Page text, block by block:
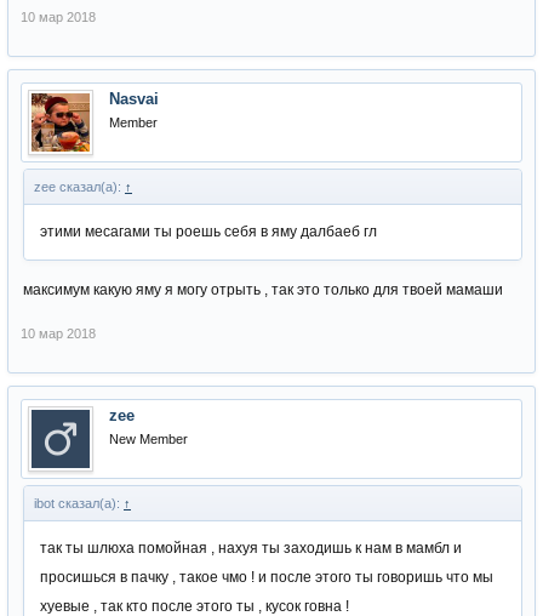
10 мар 2018
Nasvai
Member
zee сказал(а): ↑
этими месагами ты роешь себя в яму далбаеб гл
максимум какую яму я могу отрыть , так это только для твоей мамаши
10 мар 2018
zee
New Member
ibot сказал(а): ↑
так ты шлюха помойная , нахуя ты заходишь к нам в мамбл и
просишься в пачку , такое чмо ! и после этого ты говоришь что мы
хуевые , так кто после этого ты , кусок говна !